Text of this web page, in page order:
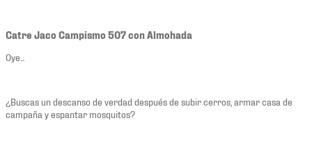
Catre Jaco Campismo 507 con Almohada
Oye...
¿Buscas un descanso de verdad después de subir cerros, armar casa de
campaña y espantar mosquitos?